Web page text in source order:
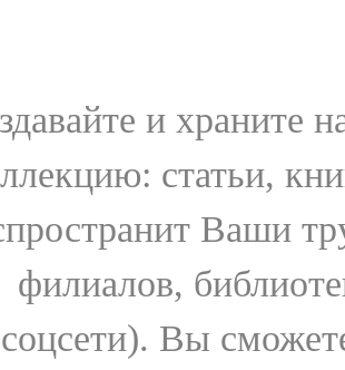
и храните
статьи,
Ваши
филиалов,
соцсети). Вы